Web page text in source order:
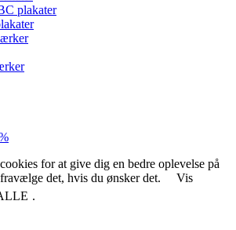
plakater
for at give dig en bedre oplevelse på
det, hvis du ønsker det.
Vis
.